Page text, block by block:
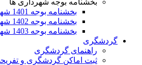
بخشنامه بوجه شهرداری ها
بخشنامه بوجه 1401 شهرداری ها
بخشنامه بوجه 1402 شهرداری ها
بخشنامه بوجه 1403 شهرداری ها
گردشگری
راهنمای گردشگری
ثبت اماکن گردشگری و تفریحی